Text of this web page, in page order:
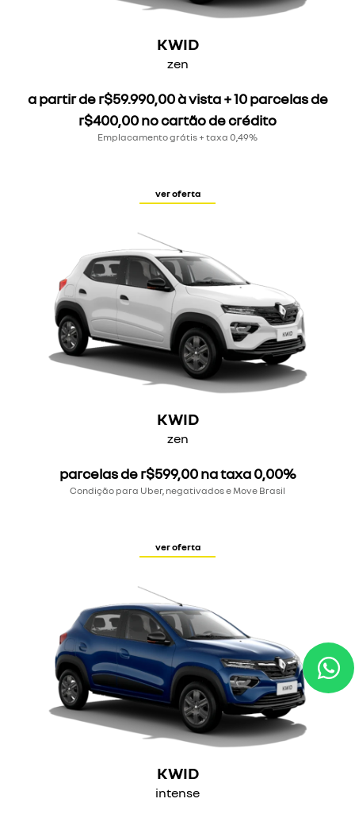
KWID
zen
a partir de r$59.990,00 à vista + 10 parcelas de
r$400,00 no cartão de crédito
Emplacamento grátis + taxa 0,49%
ver oferta
KWID
zen
parcelas de r$599,00 na taxa 0,00%
Condição para Uber, negativados e Move Brasil
ver oferta
KWID
intense